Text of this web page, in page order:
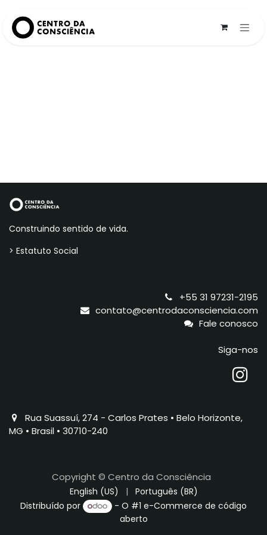
Construindo sentido de vida.
> Estatuto Social
+55 31 97231-2195
contato@centrodaconsciencia.com
Fale conosco
Siga-nos
Rua Suassuí, 274 - Carlos Prates • Belo Horizonte,
MG • Brasil • 30710-240
Copyright © Centro da Consciência
English (US) |
Português (BR)
Distribuído por
- O #1 e-Commerce de código
aberto